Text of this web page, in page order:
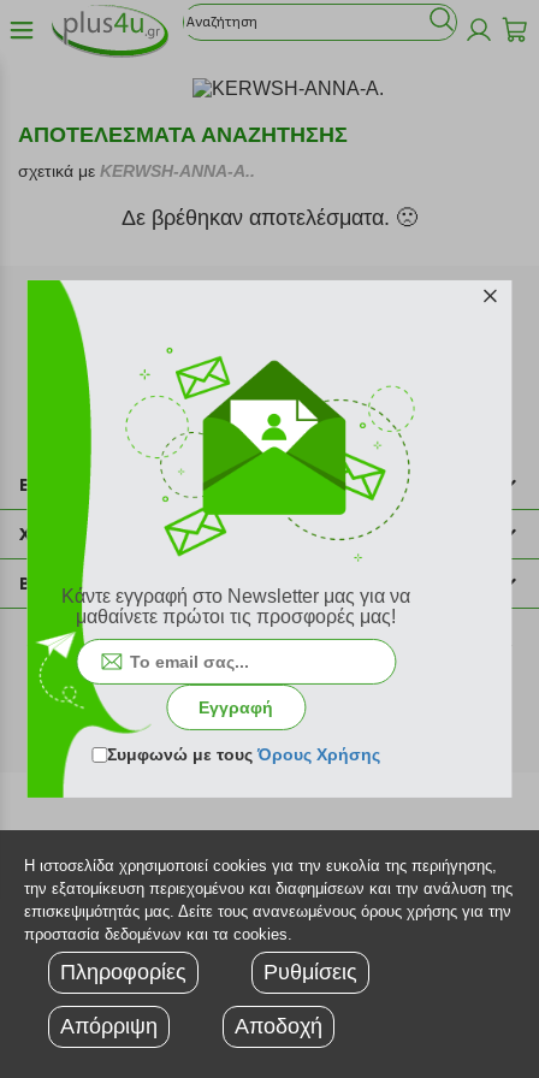
ΑΠΟΤΕΛΕΣΜΑΤΑ ΑΝΑΖΗΤΗΣΗΣ
σχετικά με KERWSH-ANNA-A..
Δε βρέθηκαν αποτελέσματα. 🙁
Εγγραφή στο newsletter
Επικοινωνία
211 2000 700
info@plus4u.gr
Χρήσιμες πληροφορίες
Η εταιρία
Σημεία παραλαβής
Ευκαιρίες καριέρας
Όροι χρήσης
Sitemap
Βοήθεια
Εξέλιξη παραγγελίας
Τρόποι παραγγελίας
Τρόποι πληρωμής
Τρόποι αποστολής
Πολιτική επιστροφών
Τεχνική υποστήριξη
©2026 Plus4u.gr
Κάντε εγγραφή στο Newsletter μας για να
μαθαίνετε πρώτοι τις προσφορές μας!
Εγγραφή
Συμφωνώ με τουςΌρους Χρήσης
Η ιστοσελίδα χρησιμοποιεί cookies για την ευκολία της περιήγησης,
την εξατομίκευση περιεχομένου και διαφημίσεων και την ανάλυση της
επισκεψιμότητάς μας. Δείτε τους ανανεωμένους όρους χρήσης για την
προστασία δεδομένων και τα cookies.
Πληροφορίες Ρυθμίσεις
Απόρριψη Αποδοχή